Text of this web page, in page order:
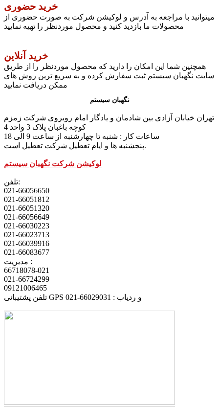
خرید حضوری
میتوانید با مراجعه به آدرس و لوکیشن شرکت به صورت حضوری از
محصولات ما بازدید کنید و محصول موردنظر را تهیه نمایید
خرید آنلاین
همچنین شما این امکان را دارید که محصول موردنظر را از طریق
سایت نگهبان سیستم ثبت سفارش کرده و به سریع ترین روش های
ممکن دریافت نمایید
نگهبان سیستم
تهران خیابان آزادی بین شادمان و یادگار امام روبروی شرکت زمزم
کوچه باغبان پلاک 3 واحد 4
پنجشنبه ها و ایام تعطیل شرکت تعطیل است.
لوکیشن شرکت نگهبان سیستم
تلفن:
021-66056650
021-66051812
021-66051320
021-66056649
021-66030223
021-66023713
021-66039916
021-66083677
مدیریت :
66718078-021
021-66724299
09121006465
تلفن پشتیبانی GPS و ردیاب : 66029031-021